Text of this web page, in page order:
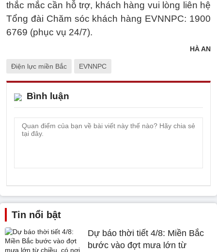
thắc mắc cần hỗ trợ, khách hàng vui lòng liên hệ
Tổng đài Chăm sóc khách hàng EVNNPC: 1900
6769 (phục vụ 24/7).
HÀ AN
Điện lực miền Bắc EVNNPC
Bình luận
Tin nổi bật
Dự báo thời tiết 4/8: Miền Bắc
bước vào đợt mưa lớn từ